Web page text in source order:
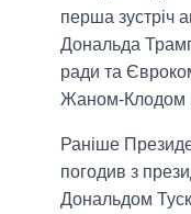
перша зустріч
Дональда
ради та
Жаном-Клодом
Раніше
погодив з
Дональдом